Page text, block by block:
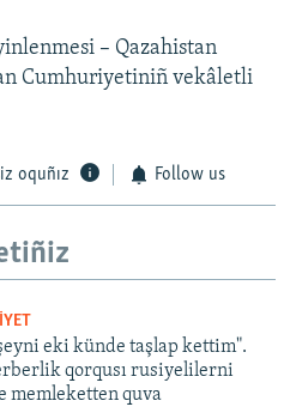
– Qazahistan
Cumhuriyetiniñ vekâletli
oquñız Follow us
eki künde taşlap kettim".
qorqusı rusiyelilerni
memleketten quva